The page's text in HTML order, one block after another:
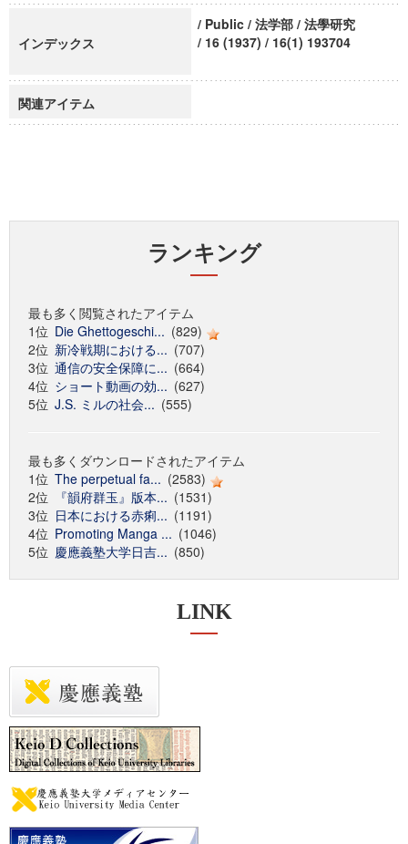
インデックス
/ Public / 法学部 / 法學研究
/ 16 (1937) / 16(1) 193704
関連アイテム
ランキング
最も多く閲覧されたアイテム
1位 Die Ghettogeschi... (829)
2位 新冷戦期における... (707)
3位 通信の安全保障に... (664)
4位 ショート動画の効... (627)
5位 J.S. ミルの社会... (555)
最も多くダウンロードされたアイテム
1位 The perpetual fa... (2583)
2位
『韻府群玉』版本... (1531)
3位 日本における赤痢... (1191)
4位 Promoting Manga ... (1046)
5位 慶應義塾大学日吉... (850)
LINK